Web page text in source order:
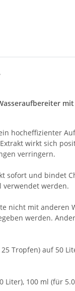
mit
hocheffizienter
wirkt sich
verringern.
sofort und bindet
verwendet werden.
nicht mit anderen
werden.
25 Tropfen) auf 50
Liter), 100 ml (für